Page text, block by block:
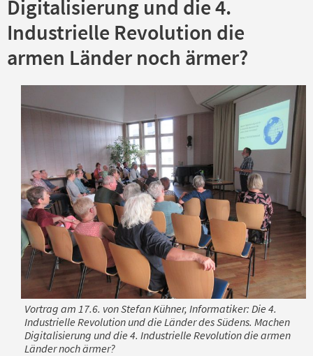
Digitalisierung und die 4.
Industrielle Revolution die
armen Länder noch ärmer?
Vortrag am 17.6. von Stefan Kühner, Informatiker: Die 4.
Industrielle Revolution und die Länder des Südens. Machen
Digitalisierung und die 4. Industrielle Revolution die armen
Länder noch ärmer?